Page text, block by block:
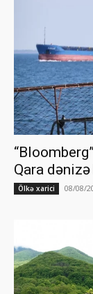
Qara
Ölkə xarici 08/08/